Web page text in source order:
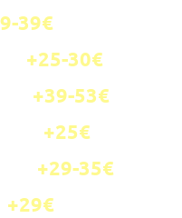
39€
+25-30€
+39-53€
+25€
+29-35€
+29€